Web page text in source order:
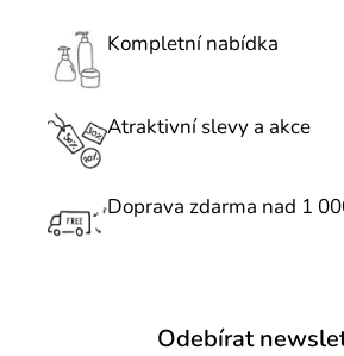
p
k
ý
u
Kompletní nabídka
Atraktivní slevy a akce
Doprava zdarma nad 1
Odebírat